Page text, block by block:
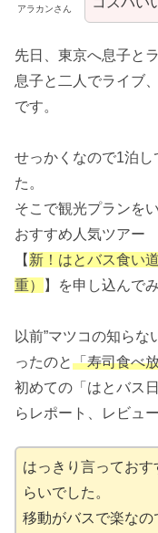
アラカンさん
先日、東京へ息子と
息子と二人でライブ
です。
せっかくなので1泊
た。
そこで観光プランを
おすすめ人気ツアー
【 新！はとバス食い
重）
】を申し込んで
以前”マツコの知らな
ったのと「寿司食べ
初めての「はとバス
らレポート、レビュ
はっきり言ってお
らいでした。
移動がバスで楽なの